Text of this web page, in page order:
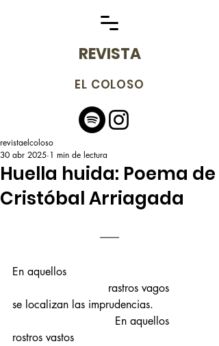
REVISTA
EL COLOSO
Huella huida: Poema de
Cristóbal Arriagada
revistaelcoloso
30 abr 2025 1 min de lectura
En aquellos
                            rastros vagos
se localizan las imprudencias.
                              En aquellos
rostros vastos